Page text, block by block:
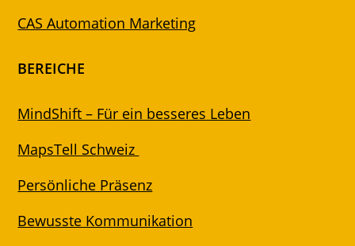
CAS Automation Marketing
BEREICHE
MindShift – Für ein besseres Leben
MapsTell Schweiz
Persönliche Präsenz
Bewusste Kommunikation